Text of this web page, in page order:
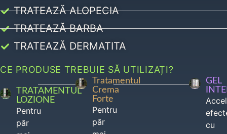
TRATEAZĂ ALOPECIA
TRATEAZĂ BARBA
TRATEAZĂ DERMATITA
CE PRODUSE TREBUIE SĂ UTILIZAȚI?
TRATAMENTUL
LOZIONE
Pentru
păr
Tratamentul
Crema
Forte
Pentru
păr
GEL
cu